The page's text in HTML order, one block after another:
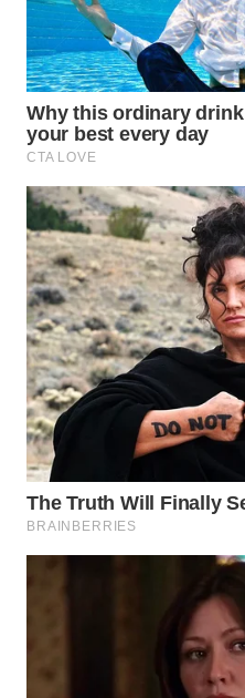
WN
SIMALUNGUN
WN
LABUHANBATU
TAPANULI
TENGAH
WN DELI
SERDANG
WN
TEBING
TINGGI
KARAWANG